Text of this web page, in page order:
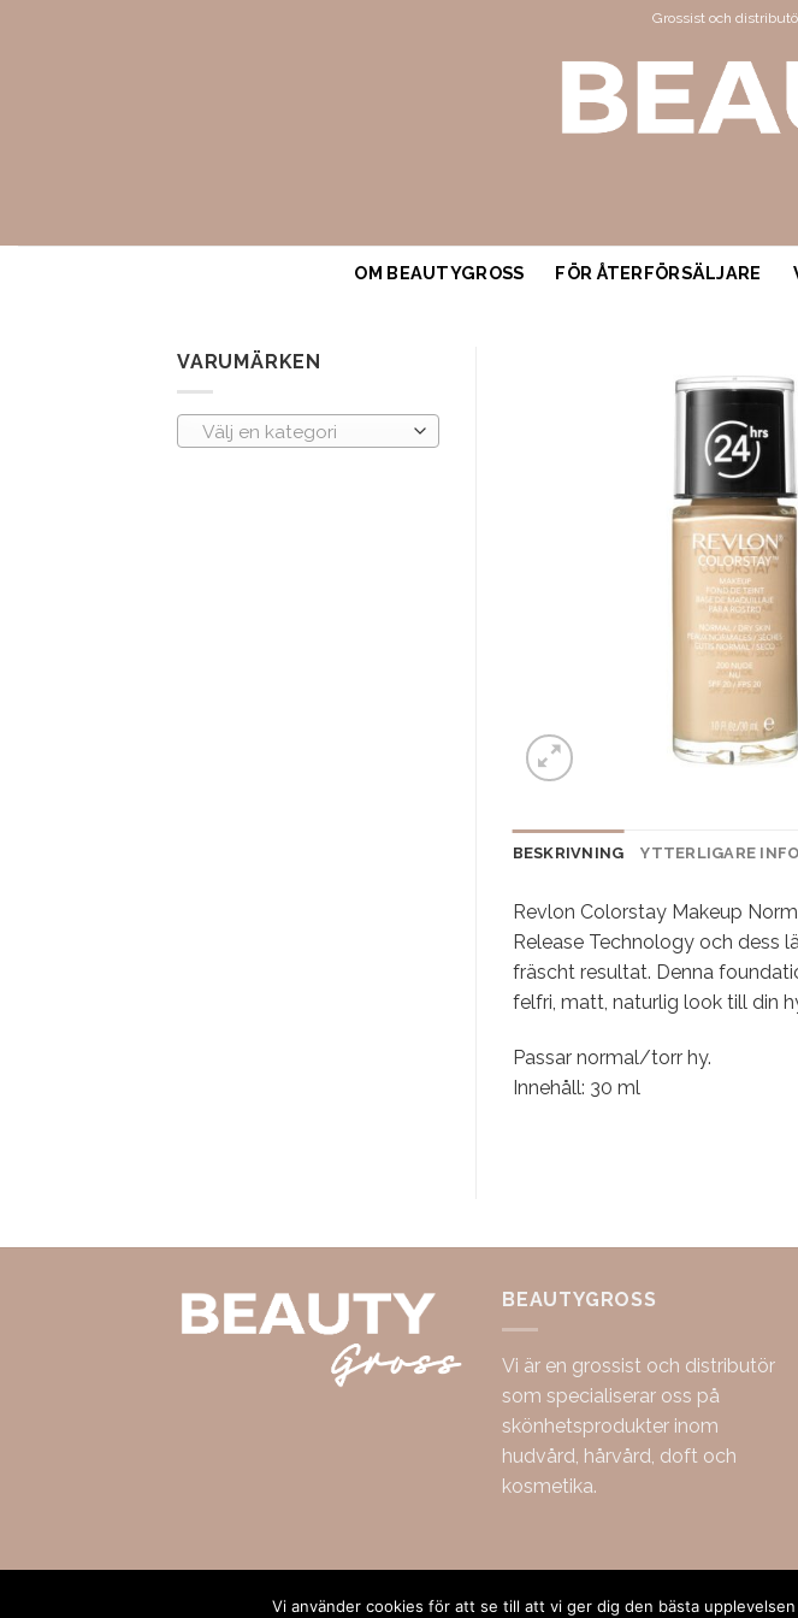
Grossist och
OM BEAUTYGROSS FÖR ÅTERFÖRSÄLJARE
VARUMÄRKEN
Välj en kategori
BESKRIVNING YTTERLIGARE
Revlon Colorstay Makeup
Release Technology och dess
fräscht resultat. Denna
felfri, matt, naturlig look till din
Passar normal/torr hy.
Innehåll: 30 ml
BEAUTYGROSS
Vi är en grossist och distributör
som specialiserar oss på
skönhetsprodukter inom
hudvård, hårvård, doft och
kosmetika.
Vi använder cookies för att se till att vi ger dig den bästa upplevelsen